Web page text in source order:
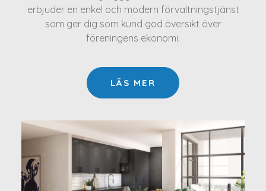
erbjuder en enkel och modern förvaltningstjänst
som ger dig som kund god översikt över
föreningens ekonomi.
LÄS MER